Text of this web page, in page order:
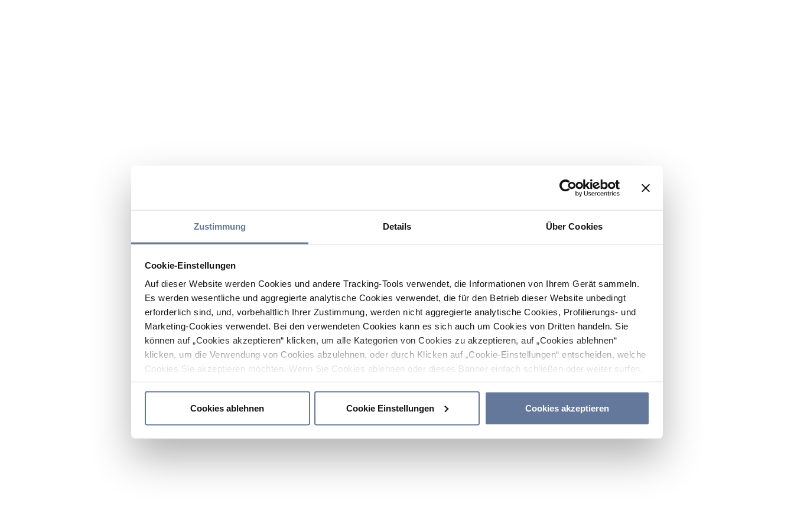
Zustimmung Details Über Cookies
Cookie-Einstellungen
Auf dieser Website werden Cookies und andere Tracking-Tools verwendet, die Informationen von Ihrem Gerät sammeln.
Es werden wesentliche und aggregierte analytische Cookies verwendet, die für den Betrieb dieser Website unbedingt
erforderlich sind, und, vorbehaltlich Ihrer Zustimmung, werden nicht aggregierte analytische Cookies, Profilierungs- und
Marketing-Cookies verwendet. Bei den verwendeten Cookies kann es sich auch um Cookies von Dritten handeln. Sie
können auf „Cookies akzeptieren“ klicken, um alle Kategorien von Cookies zu akzeptieren, auf „Cookies ablehnen“
klicken, um die Verwendung von Cookies abzulehnen, oder durch Klicken auf „Cookie-Einstellungen“ entscheiden, welche
Cookies Sie akzeptieren möchten. Wenn Sie Cookies ablehnen oder dieses Banner einfach schließen oder weiter surfen,
Cookies ablehnen
Cookie Einstellungen Cookies akzeptieren